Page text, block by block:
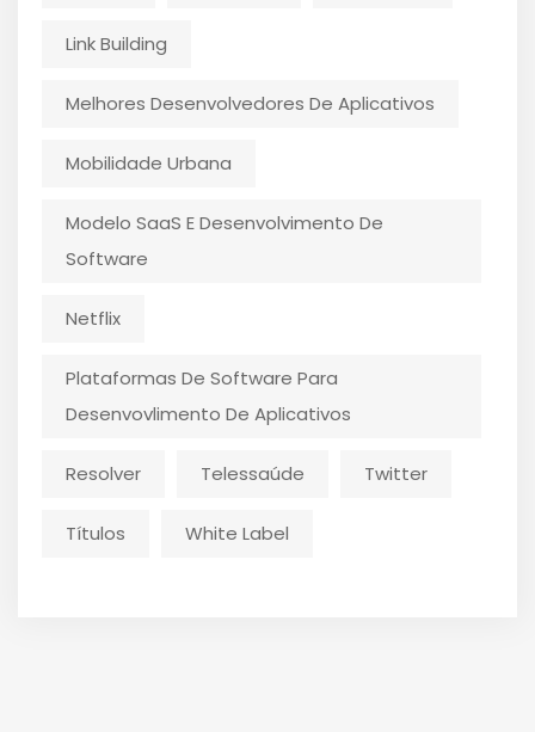
Link Building
Melhores Desenvolvedores De Aplicativos
Mobilidade Urbana
Modelo SaaS E Desenvolvimento De
Software
Netflix
Plataformas De Software Para
Desenvovlimento De Aplicativos
Resolver Telessaúde Twitter
Títulos White Label